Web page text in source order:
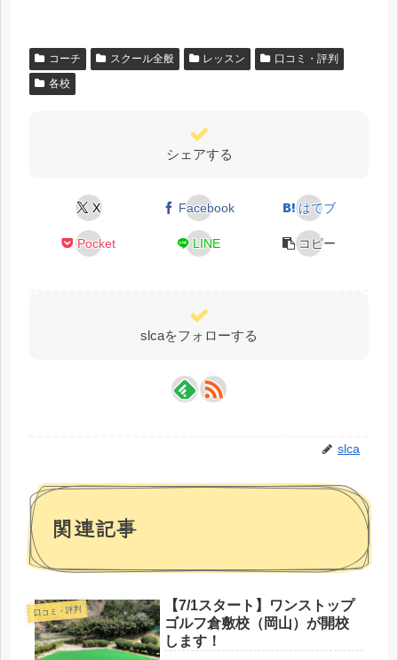
コーチ スクール全般 レッスン
口コミ・評判
各校
シェアする
X Facebook はてブ
Pocket LINE コピー
slcaをフォローする
slca
関連記事
口コミ・評判
【7/1スタート】ワンストップ
ゴルフ倉敷校（岡山）が開校
します！